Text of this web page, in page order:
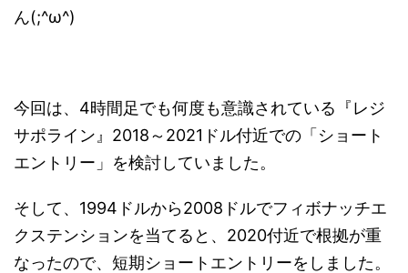
ん(;^ω^)
今回は、4時間足でも何度も意識されている『レジ
サポライン』2018～2021ドル付近での「ショート
エントリー」を検討していました。
そして、1994ドルから2008ドルでフィボナッチエ
クステンションを当てると、2020付近で根拠が重
なったので、短期ショートエントリーをしました。